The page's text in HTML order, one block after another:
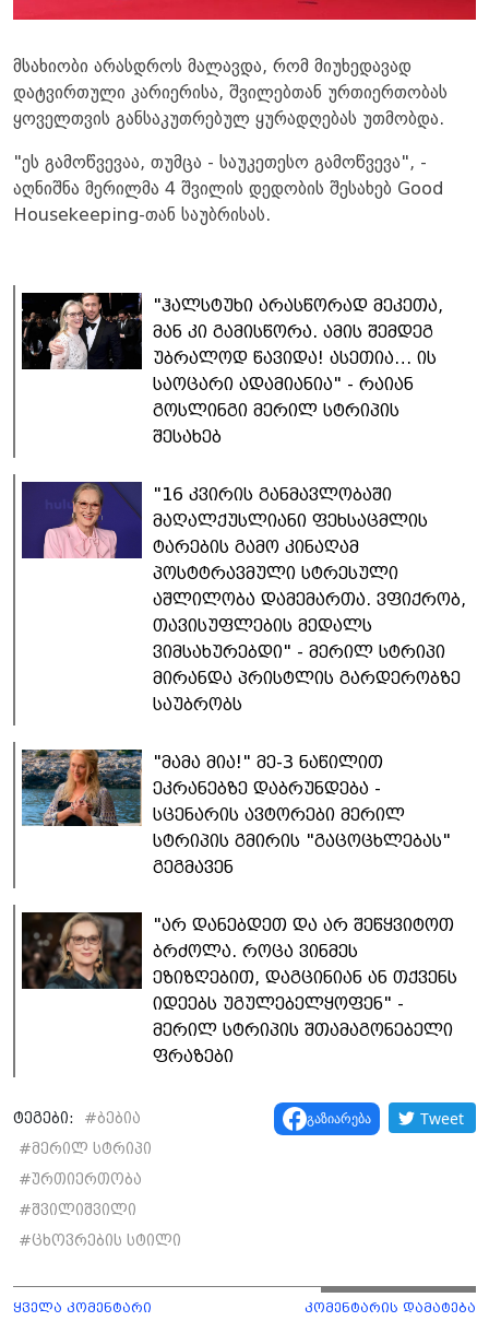
მსახიობი არასდროს მალავდა, რომ მიუხედავად
დატვირთული კარიერისა, შვილებთან ურთიერთობას
ყოველთვის განსაკუთრებულ ყურადღებას უთმობდა.
"ეს გამოწვევაა, თუმცა - საუკეთესო გამოწვევა", -
აღნიშნა მერილმა 4 შვილის დედობის შესახებ Good
Housekeeping-თან საუბრისას.
"ჰალსტუხი არასწორად მეკეთა,
მან კი გამისწორა. ამის შემდეგ
უბრალოდ წავიდა! ასეთია… ის
საოცარი ადამიანია" - რაიან
გოსლინგი მერილ სტრიპის
შესახებ
"16 კვირის განმავლობაში
მაღალქუსლიანი ფეხსაცმლის
ტარების გამო კინაღამ
პოსტტრავმული სტრესული
აშლილობა დამემართა. ვფიქრობ,
თავისუფლების მედალს
ვიმსახურებდი" - მერილ სტრიპი
მირანდა პრისტლის გარდერობზე
საუბრობს
"მამა მია!" მე-3 ნაწილით
ეკრანებზე დაბრუნდება -
სცენარის ავტორები მერილ
სტრიპის გმირის "გაცოცხლებას"
გეგმავენ
"არ დანებდეთ და არ შეწყვიტოთ
ბრძოლა. როცა ვინმეს
ეზიზღებით, დაგცინიან ან თქვენს
იდეებს უგულებელყოფენ" -
მერილ სტრიპის შთამაგონებელი
ფრაზები
ტეგები: #ბებია
#მერილ სტრიპი
#ურთიერთობა
#შვილიშვილი
#ცხოვრების სტილი
გაზიარება Tweet
ყველა კომენტარი კომენტარის დამატება